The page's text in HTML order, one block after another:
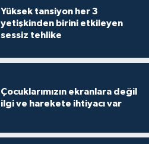
Yüksek tansiyon her 3
yetişkinden birini etkileyen
sessiz tehlike
Çocuklarımızın ekranlara değil
ilgi ve harekete ihtiyacı var